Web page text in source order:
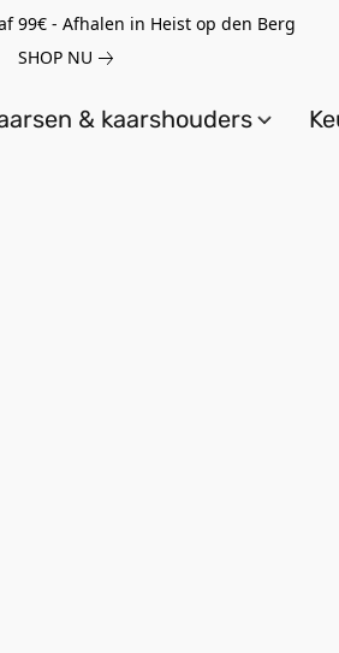
99€ - Afhalen in Heist op den Berg
SHOP NU
& kaarshouders